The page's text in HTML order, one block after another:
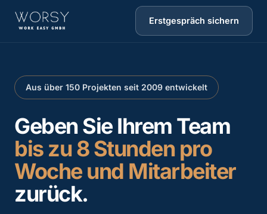
Erstgespräch sichern
Aus über 150 Projekten seit 2009 entwickelt
Geben Sie Ihrem Team
bis zu 8 Stunden pro
Woche und Mitarbeiter
zurück.